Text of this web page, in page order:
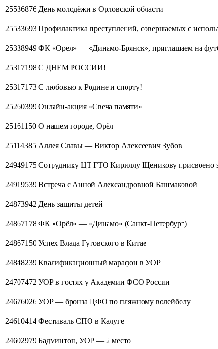
25536876 День молодёжи в Орловской области
25533693 Профилактика преступлений, совершаемых с
25338949 ФК «Орел» — «Динамо-Брянск», приглашаем на
25317198 С ДНЕМ РОССИИ!
25317173 С любовью к Родине и спорту!
25260399 Онлайн-акция «Свеча памяти»
25161150 О нашем городе, Орёл
25114385 Аллея Славы — Виктор Алексеевич Зубов
24949175 Сотруднику ЦТ ГТО Кириллу Щеникову присвоено
24919539 Встреча с Анной Александровной Башмаковой
24873942 День защиты детей
24867178 ФК «Орёл» — «Динамо» (Санкт-Петербург)
24867150 Успех Влада Гутовского в Китае
24848239 Квалификационный марафон в УОР
24707472 УОР в гостях у Академии ФСО России
24676026 УОР — бронза ЦФО по пляжному волейболу
24610414 Фестиваль СПО в Калуге
24602979 Бадминтон, УОР — 2 место